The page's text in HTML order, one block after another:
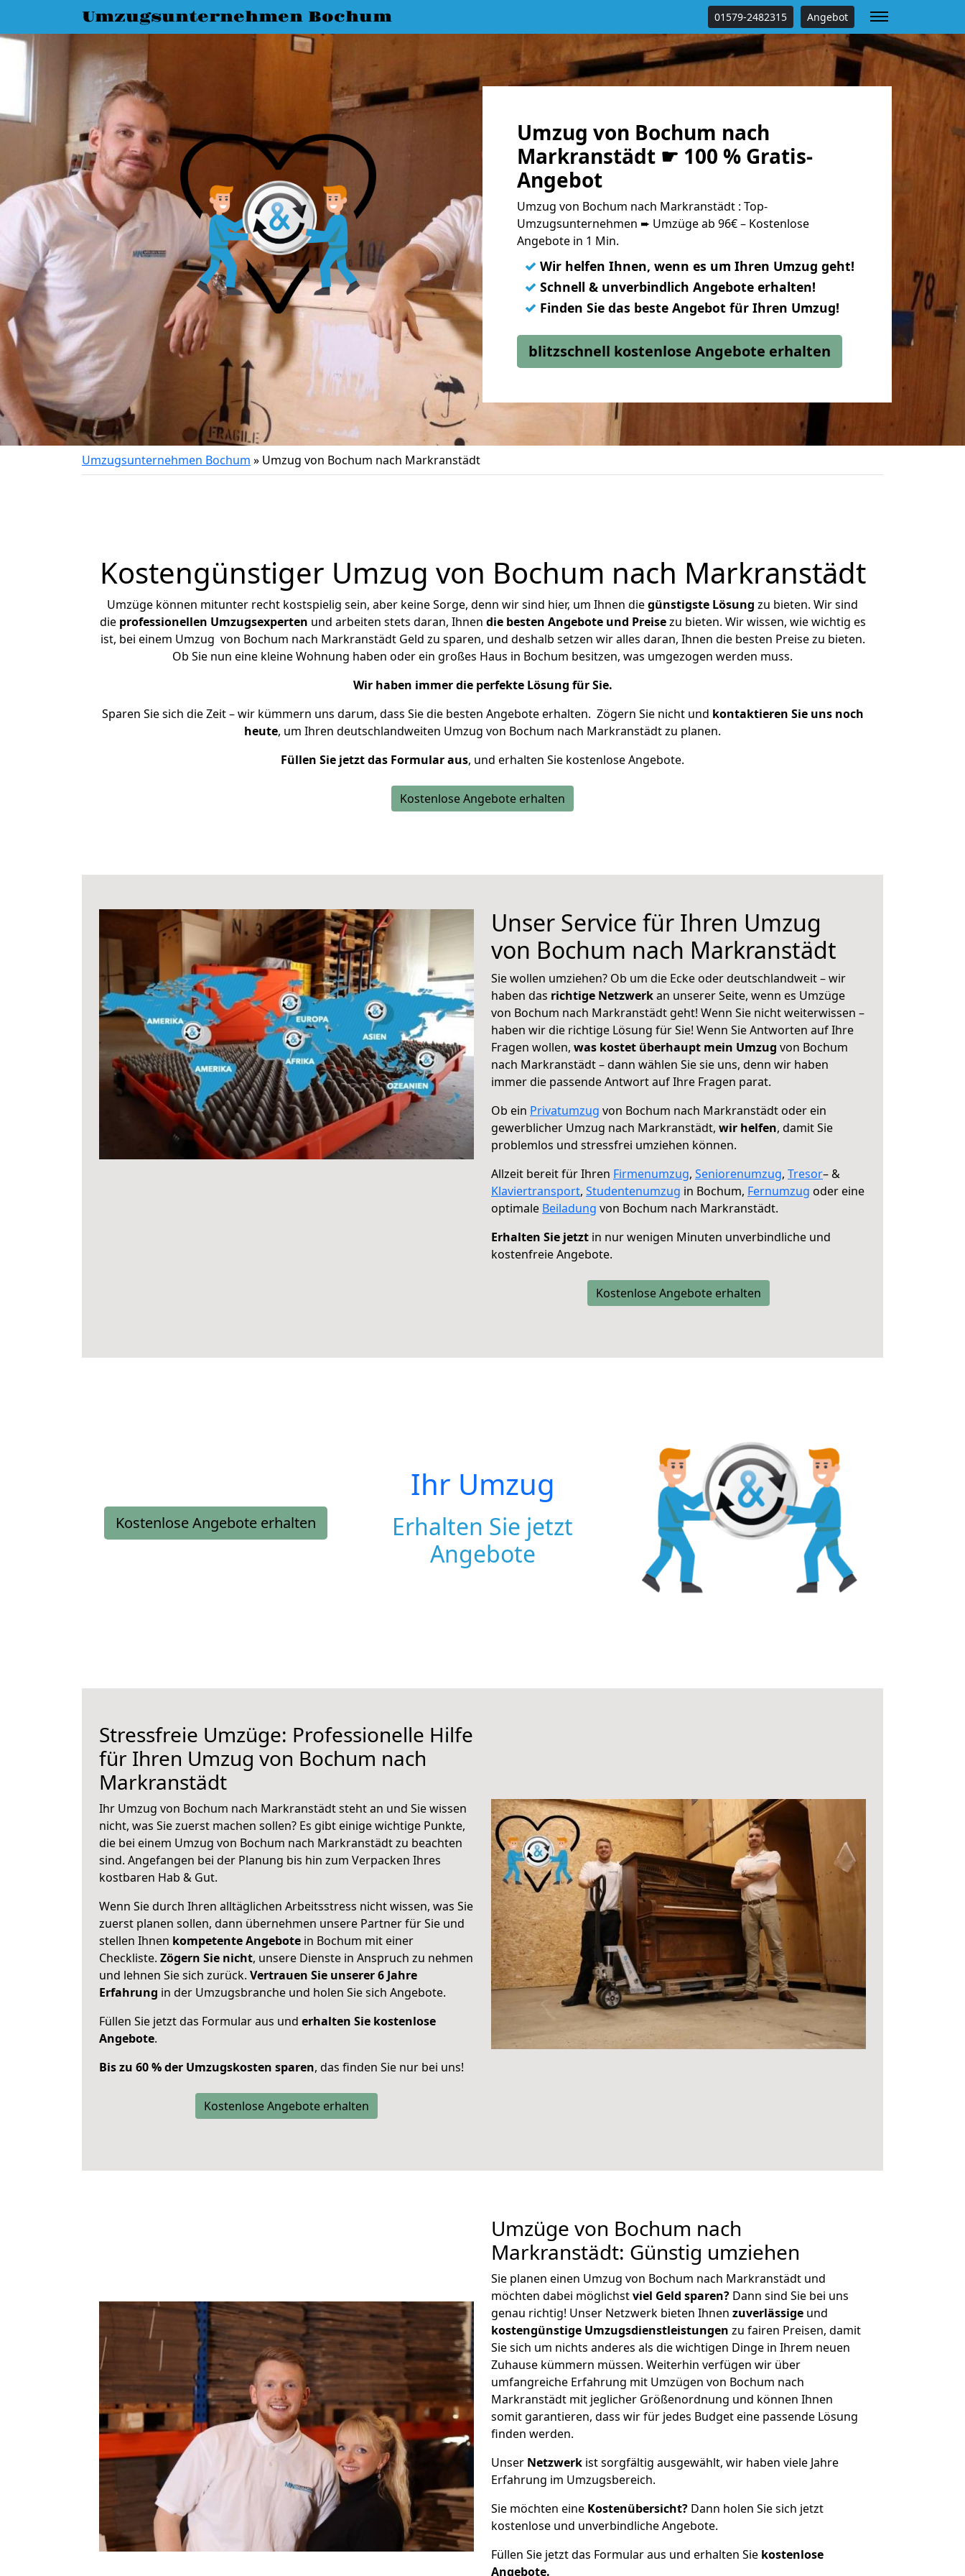
Umzugsunternehmen Bochum 01579-2482315 Angebot
Umzug von Bochum nach
Markranstädt ☛ 100 % Gratis-
Angebot
Umzug von Bochum nach Markranstädt : Top-
Umzugsunternehmen ➨ Umzüge ab 96€ – Kostenlose
Angebote in 1 Min.
✓ Wir helfen Ihnen, wenn es um Ihren Umzug geht!
✓ Schnell & unverbindlich Angebote erhalten!
✓ Finden Sie das beste Angebot für Ihren Umzug!
blitzschnell kostenlose Angebote erhalten
Umzugsunternehmen Bochum » Umzug von Bochum nach Markranstädt
Kostengünstiger Umzug von Bochum nach Markranstädt
Umzüge können mitunter recht kostspielig sein, aber keine Sorge, denn wir sind hier, um Ihnen diegünstigste Lösung zu bieten. Wir sind
die professionellen Umzugsexperten und arbeiten stets daran, Ihnen die besten Angebote und Preisezu bieten. Wir wissen, wie wichtig es
ist, bei einem Umzug von Bochum nach Markranstädt Geld zu sparen, und deshalb setzen wir alles daran, Ihnen die besten Preise zu bieten.
Ob Sie nun eine kleine Wohnung haben oder ein großes Haus in Bochum besitzen, was umgezogen werden muss.
Wir haben immer die perfekte Lösung für Sie.
Sparen Sie sich die Zeit – wir kümmern uns darum, dass Sie die besten Angebote erhalten. Zögern Sie nicht und kontaktieren Sie uns noch
heute, um Ihren deutschlandweiten Umzug von Bochum nach Markranstädt zu planen.
Füllen Sie jetzt das Formular aus, und erhalten Sie kostenlose Angebote.
Kostenlose Angebote erhalten
Unser Service für Ihren Umzug
von Bochum nach Markranstädt
Sie wollen umziehen? Ob um die Ecke oder deutschlandweit – wir
haben das richtige Netzwerkan unserer Seite, wenn es Umzüge
von Bochum nach Markranstädt geht! Wenn Sie nicht weiterwissen –
haben wir die richtige Lösung für Sie! Wenn Sie Antworten auf Ihre
Fragen wollen, was kostet überhaupt mein Umzug von Bochum
nach Markranstädt – dann wählen Sie sie uns, denn wir haben
immer die passende Antwort auf Ihre Fragen parat.
Ob ein Privatumzug von Bochum nach Markranstädt oder ein
gewerblicher Umzug nach Markranstädt, wir helfen, damit Sie
problemlos und stressfrei umziehen können.
Allzeit bereit für Ihren Firmenumzug, Seniorenumzug, Tresor– &
Klaviertransport, Studentenumzug in Bochum, Fernumzug oder eine
optimale Beiladung von Bochum nach Markranstädt.
Erhalten Sie jetzt in nur wenigen Minuten unverbindliche und
kostenfreie Angebote.
Kostenlose Angebote erhalten
Kostenlose Angebote erhalten
Ihr Umzug
Erhalten Sie jetzt
Angebote
Stressfreie Umzüge: Professionelle Hilfe
für Ihren Umzug von Bochum nach
Markranstädt
Ihr Umzug von Bochum nach Markranstädt steht an und Sie wissen
nicht, was Sie zuerst machen sollen? Es gibt einige wichtige Punkte,
die bei einem Umzug von Bochum nach Markranstädt zu beachten
sind. Angefangen bei der Planung bis hin zum Verpacken Ihres
kostbaren Hab & Gut.
Wenn Sie durch Ihren alltäglichen Arbeitsstress nicht wissen, was Sie
zuerst planen sollen, dann übernehmen unsere Partner für Sie und
stellen Ihnen kompetente Angebote in Bochum mit einer
Checkliste. Zögern Sie nicht, unsere Dienste in Anspruch zu nehmen
und lehnen Sie sich zurück. Vertrauen Sie unserer 6 Jahre
Erfahrung in der Umzugsbranche und holen Sie sich Angebote.
Füllen Sie jetzt das Formular aus und erhalten Sie kostenlose
Angebote.
Bis zu 60 % der Umzugskosten sparen, das finden Sie nur bei uns!
Kostenlose Angebote erhalten
Umzüge von Bochum nach
Markranstädt: Günstig umziehen
Sie planen einen Umzug von Bochum nach Markranstädt und
möchten dabei möglichstviel Geld sparen? Dann sind Sie bei uns
genau richtig! Unser Netzwerk bieten Ihnen zuverlässige und
kostengünstige Umzugsdienstleistungen zu fairen Preisen, damit
Sie sich um nichts anderes als die wichtigen Dinge in Ihrem neuen
Zuhause kümmern müssen. Weiterhin verfügen wir über
umfangreiche Erfahrung mit Umzügen von Bochum nach
Markranstädt mit jeglicher Größenordnung und können Ihnen
somit garantieren, dass wir für jedes Budget eine passende Lösung
finden werden.
Unser Netzwerk ist sorgfältig ausgewählt, wir haben viele Jahre
Erfahrung im Umzugsbereich.
Sie möchten eine Kostenübersicht? Dann holen Sie sich jetzt
kostenlose und unverbindliche Angebote.
Füllen Sie jetzt das Formular aus und erhalten Sie kostenlose
Angebote.